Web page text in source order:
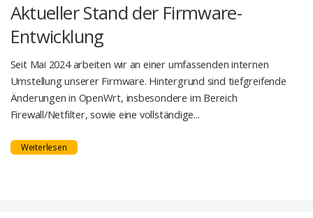
Aktueller Stand der Firmware-
Entwicklung
Seit Mai 2024 arbeiten wir an einer umfassenden internen
Umstellung unserer Firmware. Hintergrund sind tiefgreifende
Änderungen in OpenWrt, insbesondere im Bereich
Firewall/Netfilter, sowie eine vollständige...
Weiterlesen